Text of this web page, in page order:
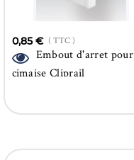
0,85 € ( TTC )
Embout d'arret pour
cimaise Cliprail